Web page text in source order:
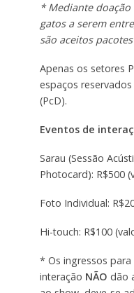
* Mediante doação
gatos a serem
são aceitos
Apenas os setores
espaços
(PcD).
Eventos de
Sarau (Sessão
Photocard): R$500
Foto Individual:
Hi-touch: R$100
* Os ingressos
interação NÃO dão